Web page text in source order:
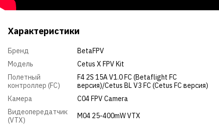
Характеристики
Бренд
BetaFPV
Модель
Cetus X FPV Kit
Полетный
контроллер (FC)
F4 2S 15A V1.0 FC (Betaflight FC
версия)/Cetus BL V3 FC (Cetus FC версия)
Камера
C04 FPV Camera
Видеопередатчик
(VTX)
M04 25-400mW VTX